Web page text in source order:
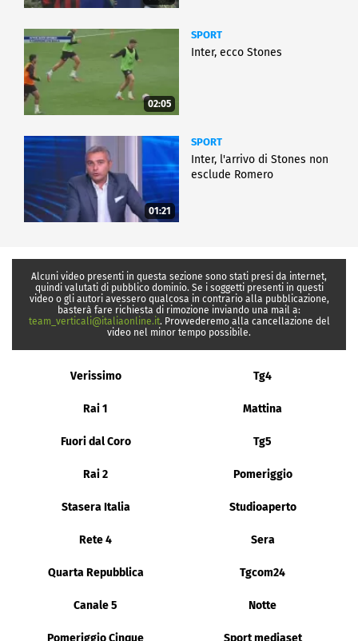
02:05
SPORT
Inter, ecco Stones
01:21
SPORT
Inter, l'arrivo di Stones non
esclude Romero
Alcuni video presenti in questa sezione sono stati presi da internet,
quindi valutati di pubblico dominio. Se i soggetti presenti in questi
video o gli autori avessero qualcosa in contrario alla pubblicazione,
basterà fare richiesta di rimozione inviando una mail a:
team_verticali@italiaonline.it. Provvederemo alla cancellazione del
video nel minor tempo possibile.
Verissimo Tg4
Rai 1 Mattina
Fuori dal Coro Tg5
Rai 2 Pomeriggio
Stasera Italia Studioaperto
Rete 4 Sera
Quarta Repubblica Tgcom24
Canale 5 Notte
Pomeriggio Cinque Sport mediaset